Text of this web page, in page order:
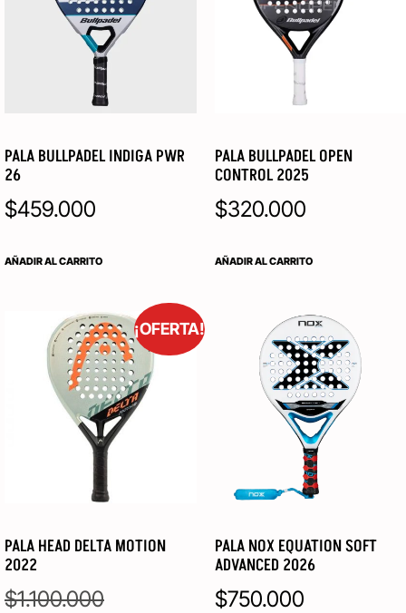
PALA BULLPADEL INDIGA PWR
26
$459.000
AÑADIR AL CARRITO
PALA BULLPADEL OPEN
CONTROL 2025
$320.000
AÑADIR AL CARRITO
¡OFERTA!
PALA HEAD DELTA MOTION
2022
$1.100.000
PALA NOX EQUATION SOFT
ADVANCED 2026
$750.000